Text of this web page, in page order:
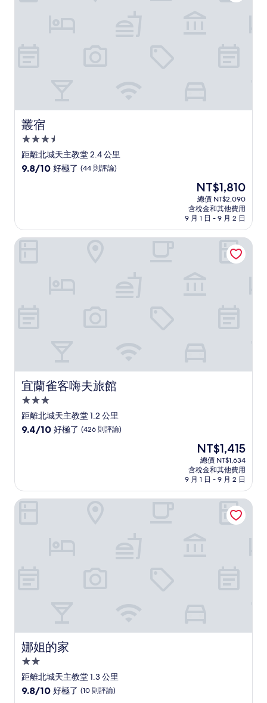
叢宿
叢宿
3.5
星
級
距離北城天主教堂 2.4 公里
9.8
好
極
9.8/10 好極了 (44 則評論)
現
在
價
格
為
NT$1,810
NT$1,810
總價 NT$2,090
含稅金和其他費用
9 月 1 日 - 9 月 2 日
宜蘭雀客嗨夫旅館
宜蘭雀客嗨夫旅館
3.0
星
級
距離北城天主教堂 1.2 公里
9.4
好
極
9.4/10 好極了 (426 則評論)
現
在
價
格
為
NT$1,415
NT$1,415
總價 NT$1,634
含稅金和其他費用
9 月 1 日 - 9 月 2 日
宜蘭雀客嗨夫旅館
娜姐的家
娜姐的家
2.0
星
級
距離北城天主教堂 1.3 公里
9.8
9.8/10 好極了 (10 則評論)
娜姐的家